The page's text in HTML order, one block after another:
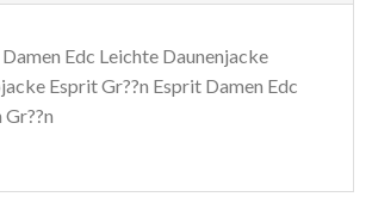
Edc Leichte Daunenjacke
Esprit Gr??n Esprit Damen Edc
Gr??n